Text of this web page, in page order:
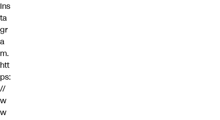
Ins
ta
gr
a
m.
htt
ps:
//
w
w